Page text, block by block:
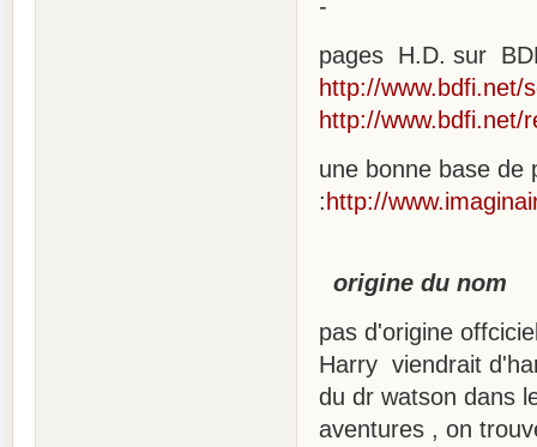
-
pages H.D. sur
http://www.bdfi.net/
http://www.bdfi.net/
une bonne base de
: http://
origine du nom
pas d'origine
Harry viendrait
du dr watson dans
aventures , on